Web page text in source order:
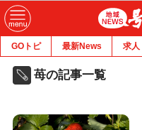
GOトピ 最新News 求人
苺の記事一覧